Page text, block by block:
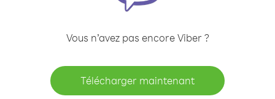
Vous n’avez pas encore Viber ?
Télécharger maintenant